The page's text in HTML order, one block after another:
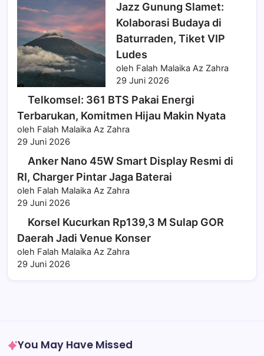
Jazz Gunung Slamet:
Kolaborasi Budaya di
Baturraden, Tiket VIP
Ludes
oleh Falah Malaika Az Zahra
29 Juni 2026
Telkomsel: 361 BTS Pakai Energi
Terbarukan, Komitmen Hijau Makin Nyata
oleh Falah Malaika Az Zahra
29 Juni 2026
Anker Nano 45W Smart Display Resmi di
RI, Charger Pintar Jaga Baterai
oleh Falah Malaika Az Zahra
29 Juni 2026
Korsel Kucurkan Rp139,3 M Sulap GOR
Daerah Jadi Venue Konser
oleh Falah Malaika Az Zahra
29 Juni 2026
You May Have Missed